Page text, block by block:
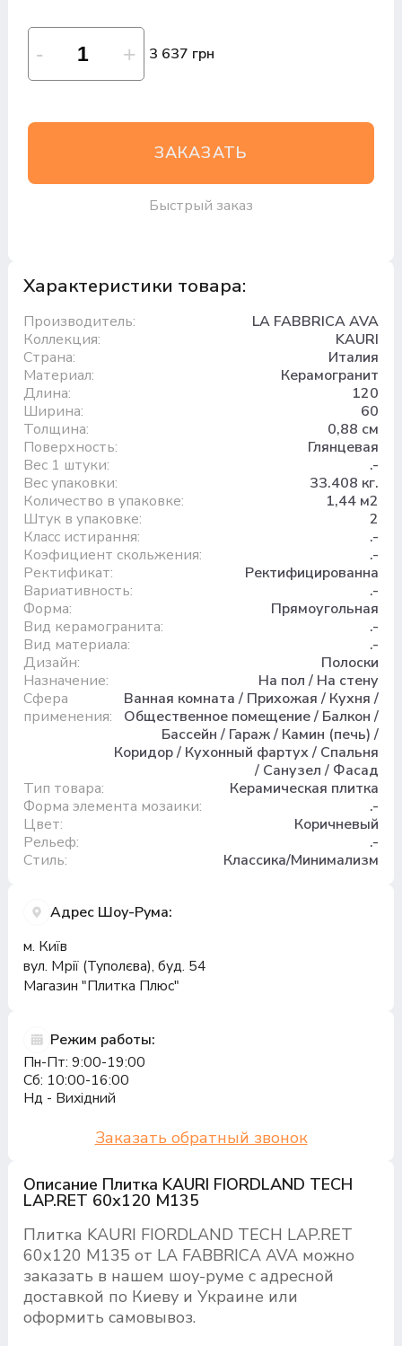
3 637 грн
ЗАКАЗАТЬ
Быстрый заказ
Описание Плитка KAURI FIORDLAND TECH
LAP.RET 60х120 M135
Плитка KAURI FIORDLAND TECH LAP.RET
60х120 M135 от LA FABBRICA AVA можно
заказать в нашем шоу-руме с адресной
доставкой по Киеву и Украине или
оформить самовывоз.
Характеристики товара:
Производитель:
LA FABBRICA AVA
Коллекция:
KAURI
Страна:
Италия
Материал:
Керамогранит
Длина:
120
Ширина:
60
Толщина:
0,88 см
Поверхность:
Глянцевая
Вес 1 штуки:
.-
Вес упаковки:
33.408 кг.
Количество в упаковке:
1,44 м2
Штук в упаковке:
2
Класс истирання:
.-
Коэфициент скольжения:
.-
Ректификат:
Ректифицированна
Вариативность:
.-
Форма:
Прямоугольная
Вид керамогранита:
.-
Вид материала:
.-
Дизайн:
Полоски
Назначение:
На пол / На стену
Сфера
применения:
Ванная комната / Прихожая / Кухня /
Общественное помещение / Балкон /
Бассейн / Гараж / Камин (печь) /
Коридор / Кухонный фартух / Спальня
/ Санузел / Фасад
Тип товара:
Керамическая плитка
Форма элемента мозаики:
.-
Цвет:
Коричневый
Рельеф:
.-
Стиль:
Классика/Минимализм
Адрес Шоу-Рума:
м. Київ
вул. Мрії (Туполєва), буд. 54
Магазин "Плитка Плюс"
Режим работы:
Пн-Пт: 9:00-19:00
Сб: 10:00-16:00
Нд - Вихідний
Заказать обратный звонок